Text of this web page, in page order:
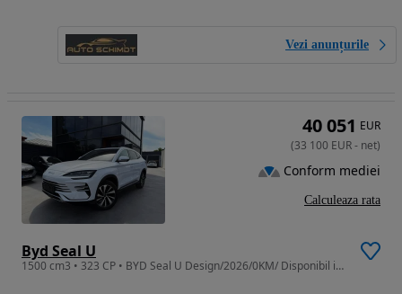
Vezi anunțurile
Byd Seal U
1500 cm3 • 323 CP • BYD Seal U Design/2026/0KM/ Disponibil in stock cu livrare imediata
40 051 EUR
(33 100 EUR- net)
Conform mediei
Calculeaza rata